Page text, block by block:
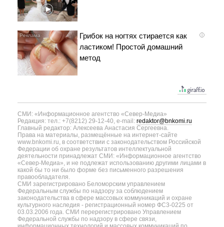
i
Грибок на ногтях стирается как
ластиком! Простой домашний
метод
СМИ: «Информационное агентство «Север-Медиа»
Редакция: тел.: +7(8212) 29-12-40, e-mail: redaktor@bnkomi.ru
Главный редактор: Алексеева Анастасия Сергеевна.
Права на материалы, размещённые на интернет-сайте
www.bnkomi.ru, в соответствии с законодательством Российской
Федерации об охране результатов интеллектуальной
деятельности принадлежат СМИ: «Информационное агентство
«Север-Медиа», и не подлежат использованию другими лицами в
какой бы то ни было форме без письменного разрешения
правообладателя.
СМИ зарегистрировано Беломорским управлением
Федеральным службы по надзору за соблюдением
законодательства в сфере массовых коммуникаций и охране
культурного наследия - регистрационный номер ФС3-0225 от
03.03.2006 года. СМИ перерегистрировано Управлением
Федеральной службы по надзору в сфере связи,